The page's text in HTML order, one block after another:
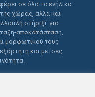
σε όλα τα ενήλικα
χώρας, αλλά και
στήριξη για
αποκατάσταση,
μορφωτικού τους
και με ίσες